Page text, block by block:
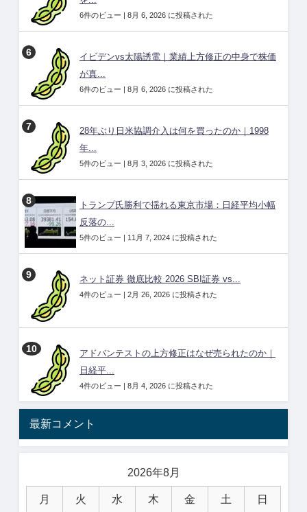
6件のビュー | 8月 6, 2026 に投稿された
イビデンvs太陽誘電｜業績上方修正の中身で株価
が真...
6件のビュー | 8月 6, 2026 に投稿された
28年ぶり日米協調介入は何を買ったのか｜1998
年...
5件のビュー | 8月 3, 2026 に投稿された
トランプ氏勝利で揺れる東京市場：日経平均小幅
反落の...
5件のビュー | 11月 7, 2024 に投稿された
ネット証券 徹底比較 2026 SBI証券 vs...
4件のビュー | 2月 26, 2026 に投稿された
アドバンテストの上方修正はなぜ売られたのか｜
日経平...
4件のビュー | 8月 4, 2026 に投稿された
最新コメント
2026年8月
月 火 水 木 金 土 日